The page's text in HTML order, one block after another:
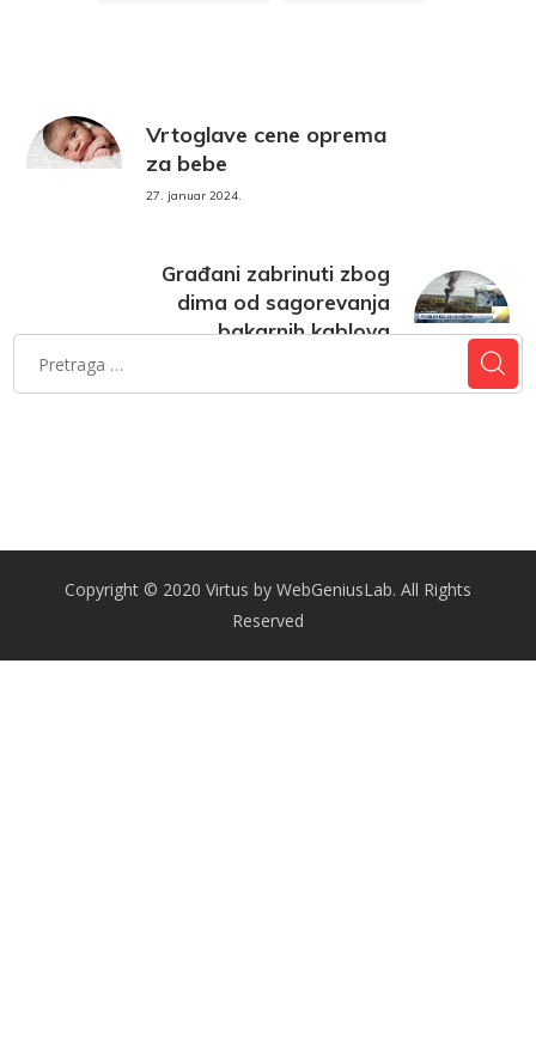
Vrtoglave cene oprema
za bebe
27. januar 2024.
Građani zabrinuti zbog
dima od sagorevanja
bakarnih kablova
Copyright © 2020 Virtus by WebGeniusLab. All Rights
Reserved